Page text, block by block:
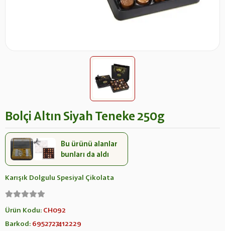
Bolçi Altın Siyah Teneke 250g
Bu ürünü alanlar
bunları da aldı
Karışık Dolgulu Spesiyal Çikolata
Ürün Kodu: CH092
Barkod: 6952727412229